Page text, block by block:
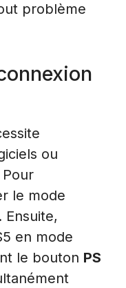
problème
ou
le mode
Ensuite,
en mode
le bouton PS